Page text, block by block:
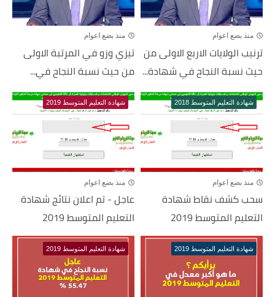
منذ بضع اعوام
ترنيب الولايات الاربع الاولى من
حيث نسبة النجاح في شهادة...
منذ بضع اعوام
تيزي وزو في المرتبة الاولى
من حيث نسبة النجاح في...
شهادة التعليم المتوسط 2018
منذ بضع اعوام
سحب كشف نقاط شهادة
التعليم المتوسط 2019
شهادة التعليم المتوسط 2019
منذ بضع اعوام
عاجل - تم اعلان نتائج شهادة
التعليم المتوسط 2019
شهادة التعليم المتوسط 2019 شهادة التعليم المتوسط 2019